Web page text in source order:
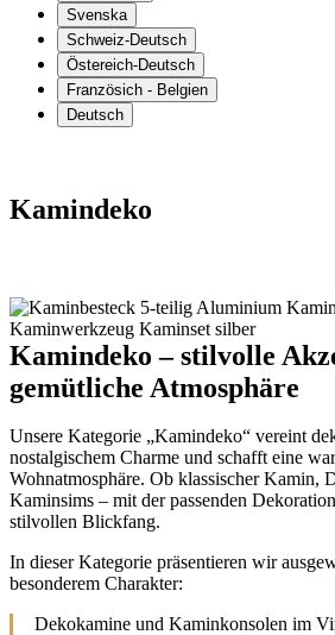
Svenska
Schweiz-Deutsch
Östereich-Deutsch
Französich - Belgien
Deutsch
Kamindeko
Kamindeko – stilvolle
gemütliche Atmosphäre
Unsere Kategorie „Kamindeko“ vereint
nostalgischem Charme und schafft eine
Wohnatmosphäre. Ob klassischer Kamin,
Kaminsims – mit der passenden
stilvollen Blickfang.
In dieser Kategorie präsentieren wir
besonderem Charakter:
Dekokamine und Kaminkonsolen im